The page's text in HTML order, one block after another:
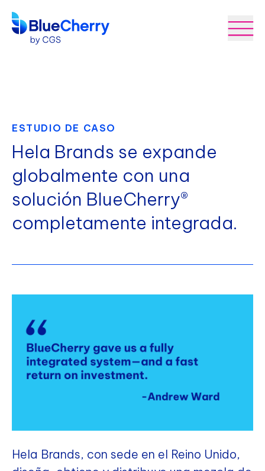
ESTUDIO DE CASO
Hela Brands se expande
globalmente con una
solución BlueCherry®
completamente integrada.
Hela Brands, con sede en el Reino Unido,